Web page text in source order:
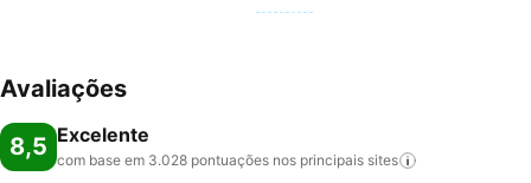
Avaliações
8,5 Excelente
com base em 3.028 pontuações nos principais sites